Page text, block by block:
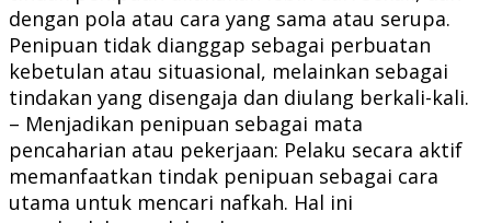
dengan pola atau cara yang sama atau serupa.
Penipuan tidak dianggap sebagai perbuatan
kebetulan atau situasional, melainkan sebagai
tindakan yang disengaja dan diulang berkali-kali.
– Menjadikan penipuan sebagai mata
pencaharian atau pekerjaan: Pelaku secara aktif
memanfaatkan tindak penipuan sebagai cara
utama untuk mencari nafkah. Hal ini